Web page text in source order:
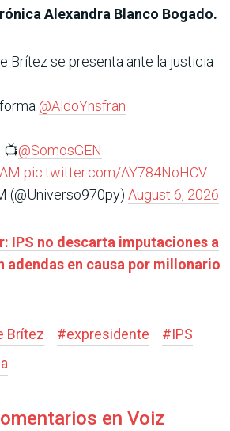
Alexandra Blanco Bogado.
Brítez se presenta ante la justicia
@AldoYnsfran
📺@SomosGEN
pic.twitter.com/AY784NoHCV
(@Universo970py) August 6, 2026
IPS no descarta imputaciones a
adendas en causa por millonario
Brítez #expresidente #IPS
en Voiz